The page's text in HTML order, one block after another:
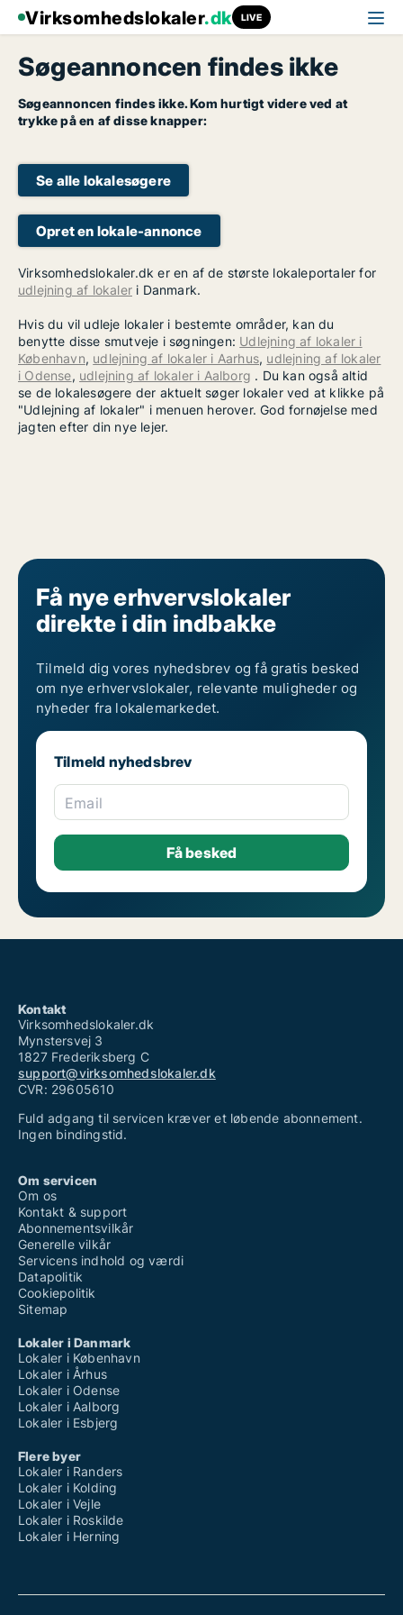
Virksomhedslokaler.dk LIVE
Søgeannoncen findes ikke
Søgeannoncen findes ikke. Kom hurtigt videre ved at
trykke på en af disse knapper:
Se alle lokalesøgere
Opret en lokale-annonce
Virksomhedslokaler.dk er en af de største lokaleportaler for
udlejning af lokaler i Danmark.
Hvis du vil udleje lokaler i bestemte områder, kan du
benytte disse smutveje i søgningen: Udlejning af lokaler i
København, udlejning af lokaler i Aarhus, udlejning af lokaler
i Odense, udlejning af lokaler i Aalborg . Du kan også altid
se de lokalesøgere der aktuelt søger lokaler ved at klikke på
"Udlejning af lokaler" i menuen herover. God fornøjelse med
jagten efter din nye lejer.
Få nye erhvervslokaler
direkte i din indbakke
Tilmeld dig vores nyhedsbrev og få gratis besked
om nye erhvervslokaler, relevante muligheder og
nyheder fra lokalemarkedet.
Tilmeld nyhedsbrev
Email
Kontakt
Virksomhedslokaler.dk
Mynstersvej 3
1827 Frederiksberg C
support@virksomhedslokaler.dk
CVR: 29605610
Fuld adgang til servicen kræver et løbende abonnement.
Ingen bindingstid.
Om servicen
Om os
Kontakt & support
Abonnementsvilkår
Generelle vilkår
Servicens indhold og værdi
Datapolitik
Cookiepolitik
Sitemap
Lokaler i Danmark
Lokaler i København
Lokaler i Århus
Lokaler i Odense
Lokaler i Aalborg
Lokaler i Esbjerg
Flere byer
Lokaler i Randers
Lokaler i Kolding
Lokaler i Vejle
Lokaler i Roskilde
Lokaler i Herning